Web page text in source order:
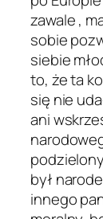
zawale ,
sobie
siebie
to, że ta
się nie
ani
był
innego